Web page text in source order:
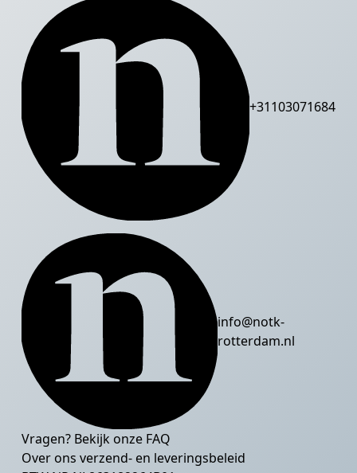
+31103071684
info@notk-
rotterdam.nl
Vragen? Bekijk onze FAQ
Over ons verzend- en leveringsbeleid